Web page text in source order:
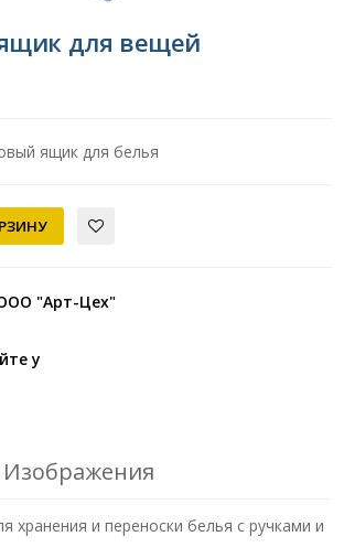
для вещей
ящик для белья
"Арт-Цех"
у
Изображения
хранения и переноски белья с ручками и